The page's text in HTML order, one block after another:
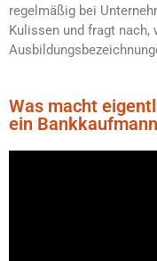
regelmäßig bei
Kulissen und fragt nach,
Was macht
ein